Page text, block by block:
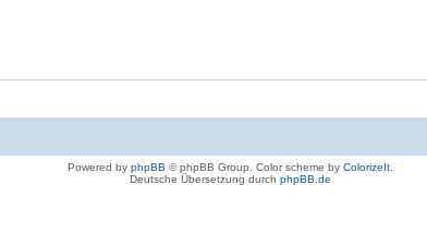
Powered by phpBB © phpBB Group. Color scheme by ColorizeIt.
Deutsche Übersetzung durch phpBB.de